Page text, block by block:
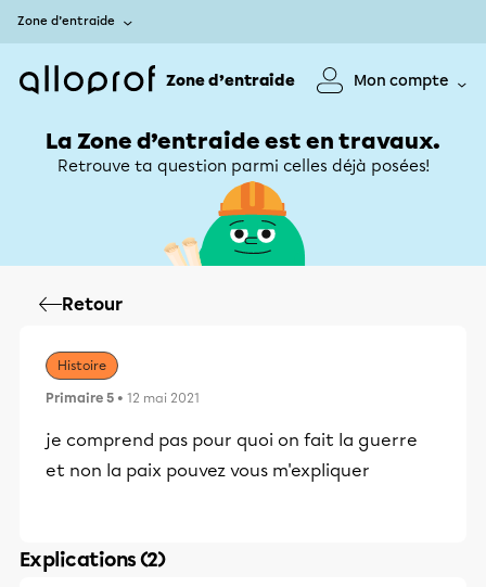
Zone d’entraide
Zone d’entraide Mon compte
La Zone d’entraide est en travaux.
Retrouve ta question parmi celles déjà posées!
Retour
Histoire
Primaire 5 • 12 mai 2021
je comprend pas pour quoi on fait la guerre
et non la paix pouvez vous m'expliquer
Explications (2)